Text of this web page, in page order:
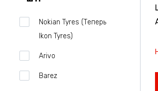
Nokian Tyres (Теперь
Ikon Tyres)
Arivo
Barez